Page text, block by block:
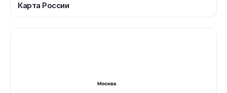
Карта России